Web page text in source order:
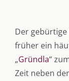
Der
früher ein
„Gründla“
Zeit neben